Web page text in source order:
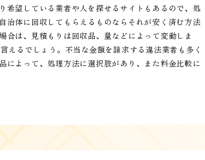
希望している業者や人を探せるサイトもあるので、処
治体に回収してもらえるものならそれが安く済む方法
合は、見積もりは回収品、量などによって変動しま
えるでしょう。不当な金額を請求する違法業者も多く
によって、処理方法に選択肢があり、また料金比較に